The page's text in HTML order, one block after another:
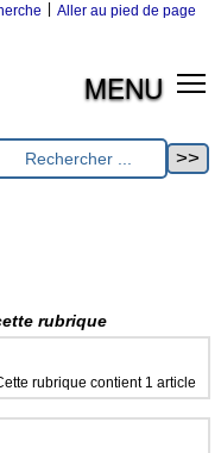
Aller au pied de page
MENU
rubrique
rubrique contient 1 article